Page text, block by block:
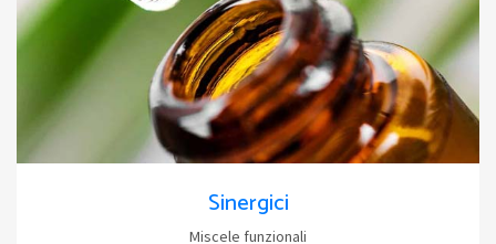
Sinergici
Miscele funzionali